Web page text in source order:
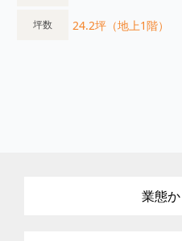
坪数 24.2坪（地上1階）
業態